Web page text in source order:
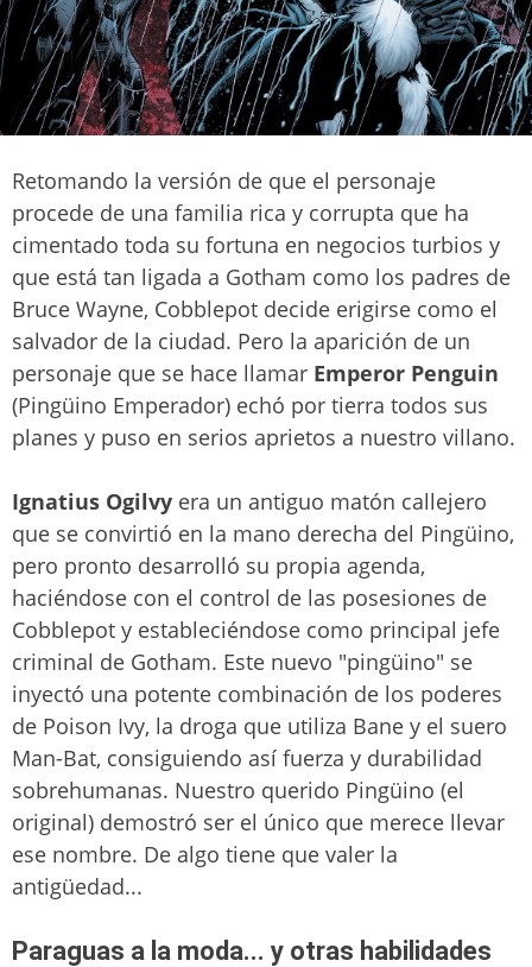
Retomando la versión de que el personaje
procede de una familia rica y corrupta que ha
cimentado toda su fortuna en negocios turbios y
que está tan ligada a Gotham como los padres de
Bruce Wayne, Cobblepot decide erigirse como el
salvador de la ciudad. Pero la aparición de un
personaje que se hace llamar Emperor Penguin
(Pingüino Emperador) echó por tierra todos sus
planes y puso en serios aprietos a nuestro villano.
Ignatius Ogilvy era un antiguo matón callejero
que se convirtió en la mano derecha del Pingüino,
pero pronto desarrolló su propia agenda,
haciéndose con el control de las posesiones de
Cobblepot y estableciéndose como principal jefe
criminal de Gotham. Este nuevo "pingüino" se
inyectó una potente combinación de los poderes
de Poison Ivy, la droga que utiliza Bane y el suero
Man-Bat, consiguiendo así fuerza y durabilidad
sobrehumanas. Nuestro querido Pingüino (el
original) demostró ser el único que merece llevar
ese nombre. De algo tiene que valer la
antigüedad...
Paraguas a la moda... y otras habilidades